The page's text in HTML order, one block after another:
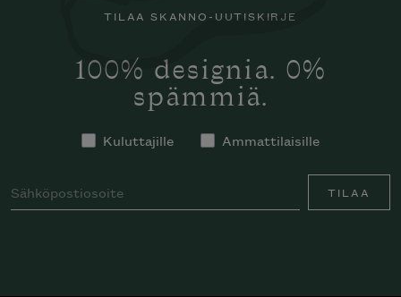
TILAA SKANNO-UUTISKIRJE
100% designia. 0%
spämmiä.
Kuluttajille Ammattilaisille
TILAA